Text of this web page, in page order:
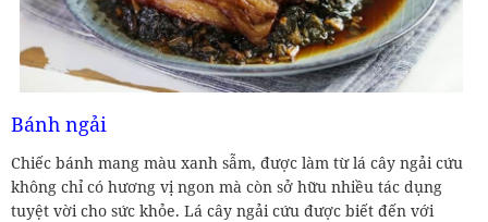
Bánh ngải
Chiếc bánh mang màu xanh sẫm, được làm từ lá cây ngải cứu
không chỉ có hương vị ngon mà còn sở hữu nhiều tác dụng
tuyệt vời cho sức khỏe. Lá cây ngải cứu được biết đến với